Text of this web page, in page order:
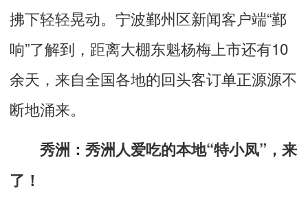
拂下轻轻晃动。宁波鄞州区新闻客户端“鄞
响”了解到，距离大棚东魁杨梅上市还有10
余天，来自全国各地的回头客订单正源源不
断地涌来。
秀洲：秀洲人爱吃的本地“特小凤”，来
了！